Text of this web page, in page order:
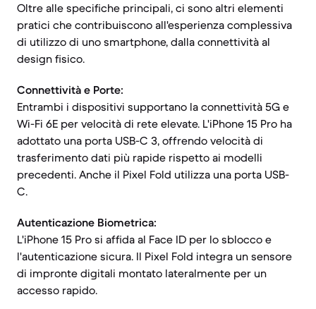
Oltre alle specifiche principali, ci sono altri elementi
pratici che contribuiscono all'esperienza complessiva
di utilizzo di uno smartphone, dalla connettività al
design fisico.
Connettività e Porte:
Entrambi i dispositivi supportano la connettività 5G e
Wi-Fi 6E per velocità di rete elevate. L'iPhone 15 Pro ha
adottato una porta USB-C 3, offrendo velocità di
trasferimento dati più rapide rispetto ai modelli
precedenti. Anche il Pixel Fold utilizza una porta USB-
C.
Autenticazione Biometrica:
L'iPhone 15 Pro si affida al Face ID per lo sblocco e
l'autenticazione sicura. Il Pixel Fold integra un sensore
di impronte digitali montato lateralmente per un
accesso rapido.